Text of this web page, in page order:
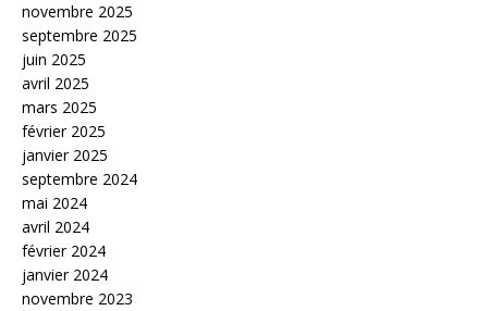
novembre 2025
septembre 2025
juin 2025
avril 2025
mars 2025
février 2025
janvier 2025
septembre 2024
mai 2024
avril 2024
février 2024
janvier 2024
novembre 2023